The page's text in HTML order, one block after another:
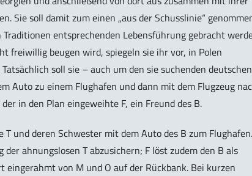
Sie soll damit zum einen „aus der Schusslinie“
entsprechenden Lebensführung gebracht
freiwillig beugen wird, spiegeln sie ihr vor, in Polen
soll sie – auch um den sie suchenden deutschen
Auto zu einem Flughafen und dann mit dem Flugzeug
in den Plan eingeweihte F, ein Freund des B.
und deren Schwester mit dem Auto des B zum
ahnungslosen T abzusichern; F löst zudem den B als
von M und O auf der Rückbank. Bei kurzen